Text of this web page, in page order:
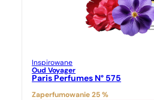
Inspirowane
Oud Voyager
Paris Perfumes N° 575
Zaperfumowanie 25 %